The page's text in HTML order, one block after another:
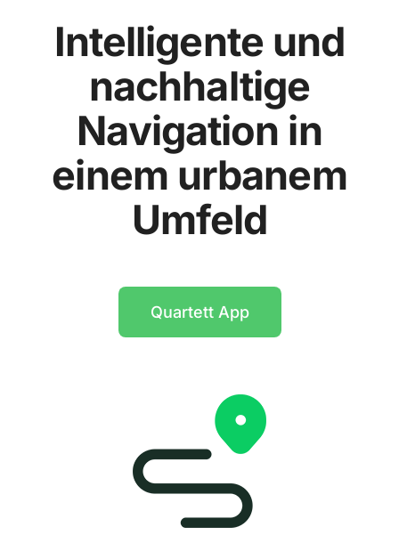
Intelligente und
nachhaltige
Navigation in
einem urbanem
Umfeld
Quartett App